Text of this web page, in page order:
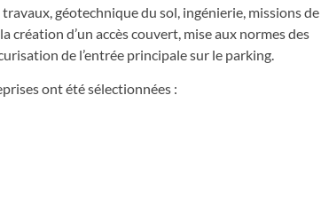
géotechnique du sol, ingénierie, missions de
d’un accès couvert, mise aux normes des
de l’entrée principale sur le parking.
ont été sélectionnées :